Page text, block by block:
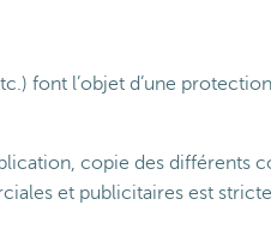
font l’objet d’une
copie des différents
et publicitaires est